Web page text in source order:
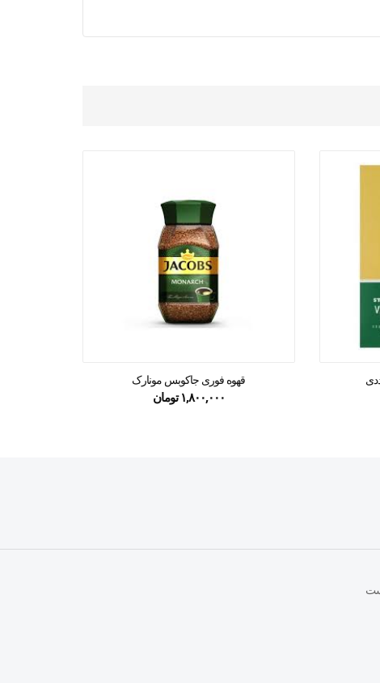
قهوه فوری جاکوبس مونارک
۱,۸۰۰,۰۰۰ تومان